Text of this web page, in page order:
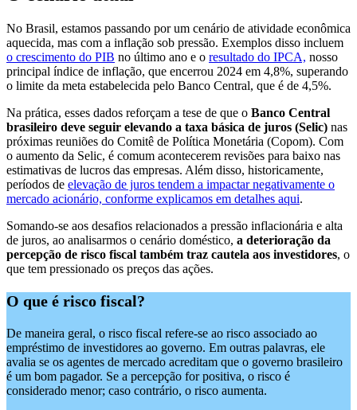
No Brasil, estamos passando por um cenário de atividade econômica
aquecida, mas com a inflação sob pressão. Exemplos disso incluem
o crescimento do PIB no último ano e o resultado do IPCA, nosso
principal índice de inflação, que encerrou 2024 em 4,8%, superando
o limite da meta estabelecida pelo Banco Central, que é de 4,5%.
Na prática, esses dados reforçam a tese de que o Banco Central
brasileiro deve seguir elevando a taxa básica de juros (Selic) nas
próximas reuniões do Comitê de Política Monetária (Copom). Com
o aumento da Selic, é comum acontecerem revisões para baixo nas
estimativas de lucros das empresas. Além disso, historicamente,
períodos de elevação de juros tendem a impactar negativamente o
mercado acionário, conforme explicamos em detalhes aqui.
Somando-se aos desafios relacionados a pressão inflacionária e alta
de juros, ao analisarmos o cenário doméstico, a deterioração da
percepção de risco fiscal também traz cautela aos investidores, o
que tem pressionado os preços das ações.
O que é risco fiscal?
De maneira geral, o risco fiscal refere-se ao risco associado ao
empréstimo de investidores ao governo. Em outras palavras, ele
avalia se os agentes de mercado acreditam que o governo brasileiro
é um bom pagador. Se a percepção for positiva, o risco é
considerado menor; caso contrário, o risco aumenta.